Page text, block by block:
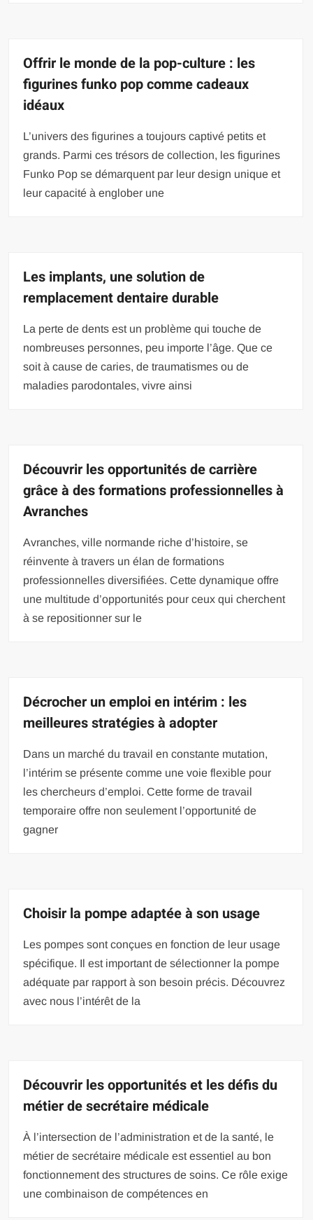
Offrir le monde de la pop-culture : les
figurines funko pop comme cadeaux
idéaux
L’univers des figurines a toujours captivé petits et
grands. Parmi ces trésors de collection, les figurines
Funko Pop se démarquent par leur design unique et
leur capacité à englober une
Les implants, une solution de
remplacement dentaire durable
La perte de dents est un problème qui touche de
nombreuses personnes, peu importe l’âge. Que ce
soit à cause de caries, de traumatismes ou de
maladies parodontales, vivre ainsi
Découvrir les opportunités de carrière
grâce à des formations professionnelles à
Avranches
Avranches, ville normande riche d’histoire, se
réinvente à travers un élan de formations
professionnelles diversifiées. Cette dynamique offre
une multitude d’opportunités pour ceux qui cherchent
à se repositionner sur le
Décrocher un emploi en intérim : les
meilleures stratégies à adopter
Dans un marché du travail en constante mutation,
l’intérim se présente comme une voie flexible pour
les chercheurs d’emploi. Cette forme de travail
temporaire offre non seulement l’opportunité de
gagner
Choisir la pompe adaptée à son usage
Les pompes sont conçues en fonction de leur usage
spécifique. Il est important de sélectionner la pompe
adéquate par rapport à son besoin précis. Découvrez
avec nous l’intérêt de la
Découvrir les opportunités et les défis du
métier de secrétaire médicale
À l’intersection de l’administration et de la santé, le
métier de secrétaire médicale est essentiel au bon
fonctionnement des structures de soins. Ce rôle exige
une combinaison de compétences en